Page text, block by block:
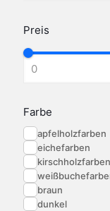
Preis
Farbe
apfelholzfarben
eichefarben
kirschholzfarben
braun
dunkel